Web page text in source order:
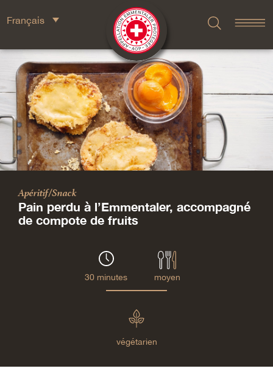
Français
Apéritif/Snack
Pain perdu à l’Emmentaler, accompagné
de compote de fruits
30 minutes moyen
végétarien